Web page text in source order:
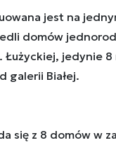
jest na
domów
Łużyckiej, jedynie
galerii Białej.
się z 8 domów w